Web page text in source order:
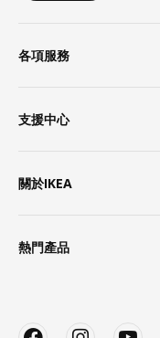
各項服務
支援中心
關於IKEA
熱門產品